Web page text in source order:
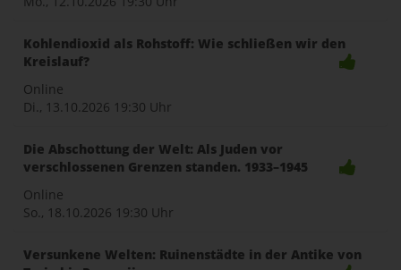
Kohlendioxid als Rohstoff: Wie schließen wir den
Kreislauf?
Online
Di., 13.10.2026 19:30 Uhr
Die Abschottung der Welt: Als Juden vor
verschlossenen Grenzen standen. 1933–1945
Online
So., 18.10.2026 19:30 Uhr
Versunkene Welten: Ruinenstädte in der Antike von